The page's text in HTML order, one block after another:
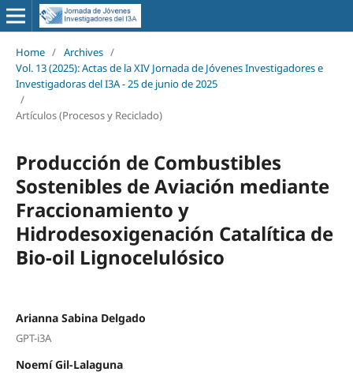
Home / Archives /
Vol. 13 (2025): Actas de la XIV Jornada de Jóvenes Investigadores e
Investigadoras del I3A - 25 de junio de 2025
/
Artículos (Procesos y Reciclado)
Producción de Combustibles
Sostenibles de Aviación mediante
Fraccionamiento y
Hidrodesoxigenación Catalítica de
Bio-oil Lignocelulósico
Arianna Sabina Delgado
GPT-i3A
Noemí Gil-Lalaguna